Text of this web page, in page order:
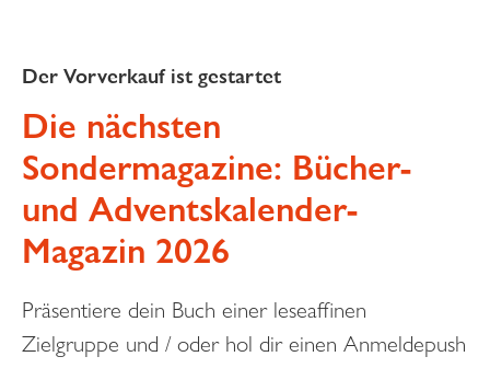
Der Vorverkauf ist gestartet
Die nächsten
Sondermagazine: Bücher-
und Adventskalender-
Magazin 2026
Präsentiere dein Buch einer leseaffinen
Zielgruppe und / oder hol dir einen Anmeldepush